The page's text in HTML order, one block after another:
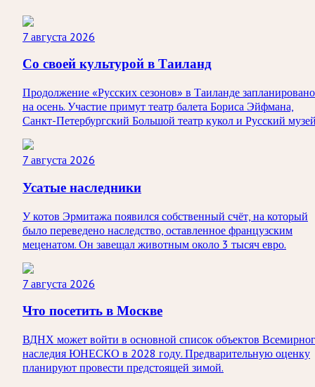
7 августа 2026
Со своей культурой в Таиланд
Продолжение «Русских сезонов» в Таиланде запланировано
на осень. Участие примут театр балета Бориса Эйфмана,
Санкт-Петербургский Большой театр кукол и Русский
7 августа 2026
Усатые наследники
У котов Эрмитажа появился собственный счёт, на который
было переведено наследство, оставленное французским
меценатом. Он завещал животным около 3 тысяч евро.
7 августа 2026
Что посетить в Москве
ВДНХ может войти в основной список объектов
наследия ЮНЕСКО в 2028 году. Предварительную оценку
планируют провести предстоящей зимой.